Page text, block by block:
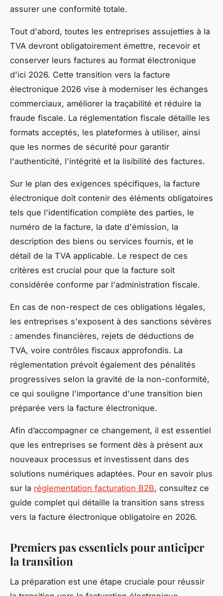
assurer une conformité totale.
Tout d'abord, toutes les entreprises assujetties à la
TVA devront obligatoirement émettre, recevoir et
conserver leurs factures au format électronique
d'ici 2026. Cette transition vers la facture
électronique 2026 vise à moderniser les échanges
commerciaux, améliorer la traçabilité et réduire la
fraude fiscale. La réglementation fiscale détaille les
formats acceptés, les plateformes à utiliser, ainsi
que les normes de sécurité pour garantir
l'authenticité, l'intégrité et la lisibilité des factures.
Sur le plan des exigences spécifiques, la facture
électronique doit contenir des éléments obligatoires
tels que l'identification complète des parties, le
numéro de la facture, la date d'émission, la
description des biens ou services fournis, et le
détail de la TVA applicable. Le respect de ces
critères est crucial pour que la facture soit
considérée conforme par l'administration fiscale.
En cas de non-respect de ces obligations légales,
les entreprises s'exposent à des sanctions sévères
: amendes financières, rejets de déductions de
TVA, voire contrôles fiscaux approfondis. La
réglementation prévoit également des pénalités
progressives selon la gravité de la non-conformité,
ce qui souligne l'importance d'une transition bien
préparée vers la facture électronique.
Afin d’accompagner ce changement, il est essentiel
que les entreprises se forment dès à présent aux
nouveaux processus et investissent dans des
solutions numériques adaptées. Pour en savoir plus
sur la réglementation facturation B2B, consultez ce
guide complet qui détaille la transition sans stress
vers la facture électronique obligatoire en 2026.
Premiers pas essentiels pour anticiper
la transition
La préparation est une étape cruciale pour réussir